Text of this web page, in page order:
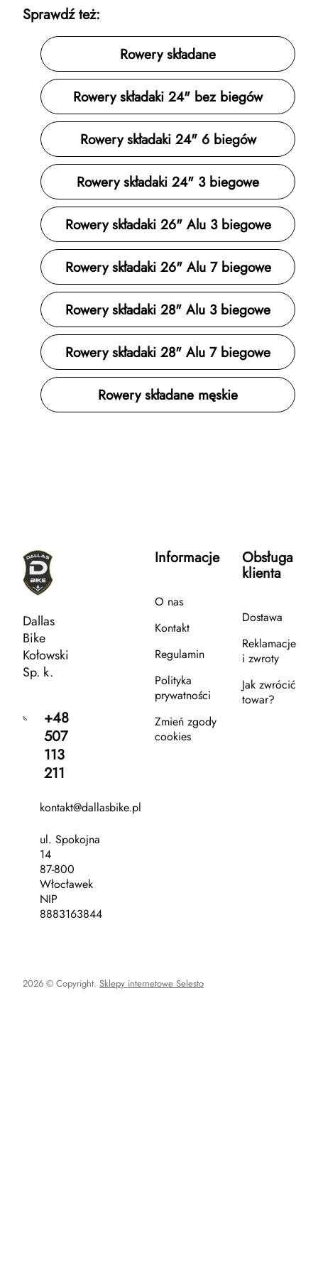
Sprawdź też:
Rowery składane
Rowery składaki 24" bez biegów
Rowery składaki 24" 6 biegów
Rowery składaki 24" 3 biegowe
Rowery składaki 26" Alu 3 biegowe
Rowery składaki 26" Alu 7 biegowe
Rowery składaki 28" Alu 3 biegowe
Rowery składaki 28" Alu 7 biegowe
Rowery składane męskie
Dallas
Bike
Kołowski
Sp. k.
+48
507
113
211
kontakt@dallasbike.pl
ul. Spokojna
14
87-800
Włocławek
NIP
8883163844
Informacje
O nas
Kontakt
Regulamin
Polityka
prywatności
Zmień zgody
cookies
Obsługa
klienta
Dostawa
Reklamacje
i zwroty
Jak zwrócić
towar?
2026 © Copyright. Sklepy internetowe Selesto